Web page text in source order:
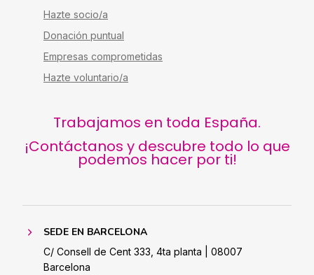
Hazte socio/a
Donación puntual
Empresas comprometidas
Hazte voluntario/a
Trabajamos en toda España.
¡Contáctanos y descubre todo lo que
podemos hacer por ti!
SEDE EN BARCELONA
C/ Consell de Cent 333, 4ta planta | 08007
Barcelona